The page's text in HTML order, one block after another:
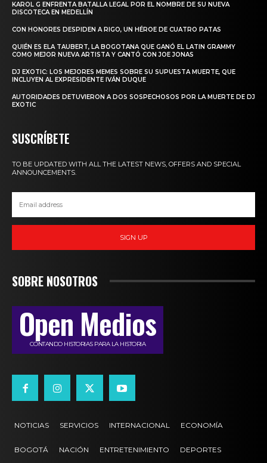
KAROL G ENFRENTA BATALLA LEGAL POR EL NOMBRE DE SU NUEVA
DISCOTECA EN MEDELLÍN
CON HONORES DESPIDEN A RIGO, UN HÉROE DE CUATRO PATAS
QUIÉN ES ELA TAUBERT, LA BOGOTANA QUE GANÓ EL LATIN GRAMMY
COMO MEJOR NUEVA ARTISTA Y CANTÓ CON JOE JONAS
DJ EXOTIC: LOS MEJORES MEMES SOBRE SU SUPUESTA MUERTE, QUE
INCLUYEN AL EXPRESIDENTE IVÁN DUQUE
AUTORIDADES DETUVIERON A DOS SOSPECHOSOS POR LA MUERTE DE DJ
EXOTIC
SUSCRÍBETE
TO BE UPDATED WITH ALL THE LATEST NEWS, OFFERS AND SPECIAL
ANNOUNCEMENTS.
SIGN UP
SOBRE NOSOTROS
Open Medios
CONTANDO HISTORIAS PARA LA HISTORIA
NOTICIAS SERVICIOS INTERNACIONAL ECONOMÍA
BOGOTÁ NACIÓN ENTRETENIMIENTO DEPORTES